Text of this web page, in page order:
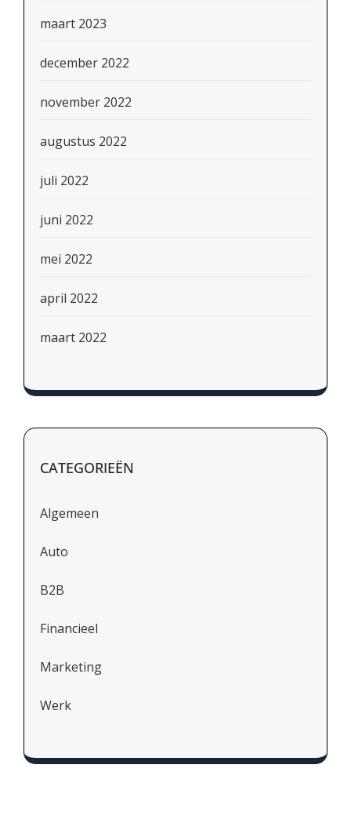
maart 2023
december 2022
november 2022
augustus 2022
juli 2022
juni 2022
mei 2022
april 2022
maart 2022
CATEGORIEËN
Algemeen
Auto
B2B
Financieel
Marketing
Werk